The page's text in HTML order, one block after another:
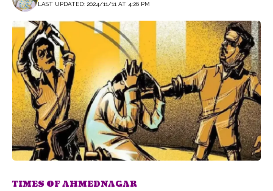
LAST UPDATED: 2024/11/11 AT 4:26 PM
TIMES OF AHMEDNAGAR